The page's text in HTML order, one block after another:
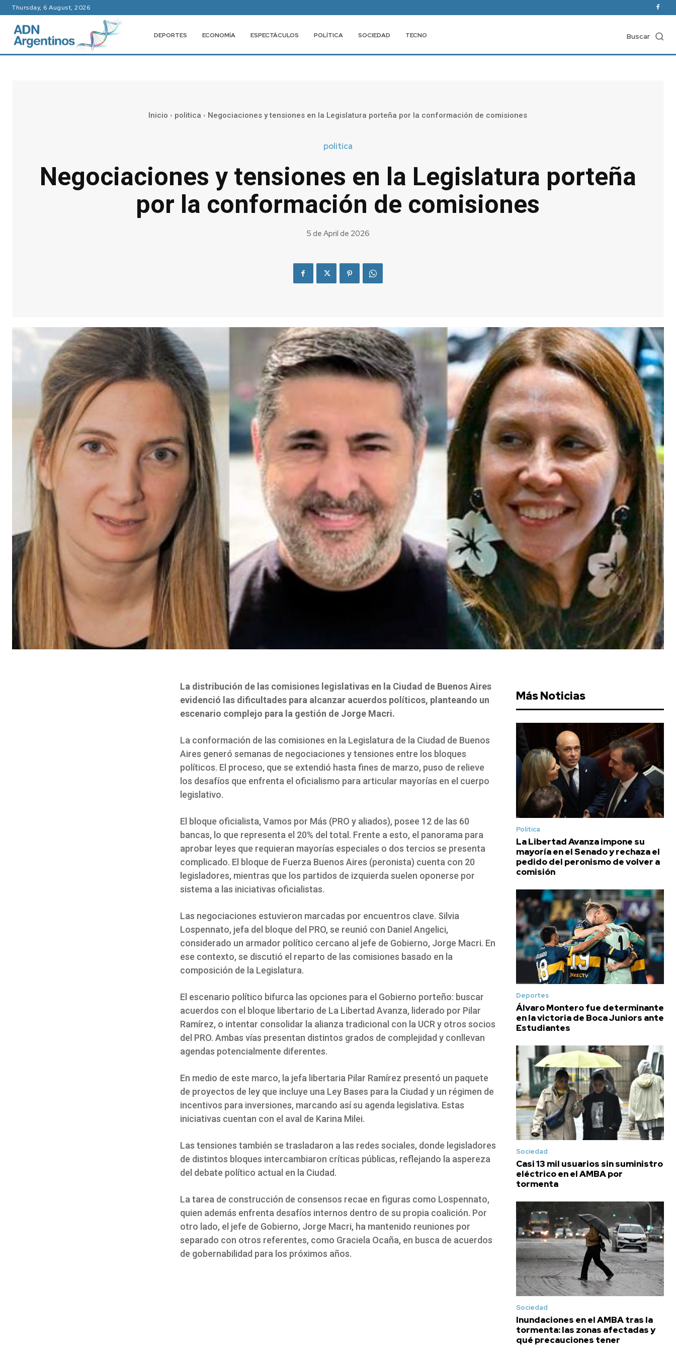
Thursday, 6 August, 2026
DEPORTES ECONOMÍA ESPECTÁCULOS POLÍTICA SOCIEDAD TECNO Buscar
Inicio politica Negociaciones y tensiones en la Legislatura porteña por la conformación de comisiones
politica
Negociaciones y tensiones en la Legislatura porteña
por la conformación de comisiones
5 de April de 2026
La distribución de las comisiones legislativas en la Ciudad de Buenos Aires
evidenció las dificultades para alcanzar acuerdos políticos, planteando un
escenario complejo para la gestión de Jorge Macri.
La conformación de las comisiones en la Legislatura de la Ciudad de Buenos
Aires generó semanas de negociaciones y tensiones entre los bloques
políticos. El proceso, que se extendió hasta fines de marzo, puso de relieve
los desafíos que enfrenta el oficialismo para articular mayorías en el cuerpo
legislativo.
El bloque oficialista, Vamos por Más (PRO y aliados), posee 12 de las 60
bancas, lo que representa el 20% del total. Frente a esto, el panorama para
aprobar leyes que requieran mayorías especiales o dos tercios se presenta
complicado. El bloque de Fuerza Buenos Aires (peronista) cuenta con 20
legisladores, mientras que los partidos de izquierda suelen oponerse por
sistema a las iniciativas oficialistas.
Las negociaciones estuvieron marcadas por encuentros clave. Silvia
Lospennato, jefa del bloque del PRO, se reunió con Daniel Angelici,
considerado un armador político cercano al jefe de Gobierno, Jorge Macri. En
ese contexto, se discutió el reparto de las comisiones basado en la
composición de la Legislatura.
El escenario político bifurca las opciones para el Gobierno porteño: buscar
acuerdos con el bloque libertario de La Libertad Avanza, liderado por Pilar
Ramírez, o intentar consolidar la alianza tradicional con la UCR y otros socios
del PRO. Ambas vías presentan distintos grados de complejidad y conllevan
agendas potencialmente diferentes.
En medio de este marco, la jefa libertaria Pilar Ramírez presentó un paquete
de proyectos de ley que incluye una Ley Bases para la Ciudad y un régimen de
incentivos para inversiones, marcando así su agenda legislativa. Estas
iniciativas cuentan con el aval de Karina Milei.
Las tensiones también se trasladaron a las redes sociales, donde legisladores
de distintos bloques intercambiaron críticas públicas, reflejando la aspereza
del debate político actual en la Ciudad.
La tarea de construcción de consensos recae en figuras como Lospennato,
quien además enfrenta desafíos internos dentro de su propia coalición. Por
otro lado, el jefe de Gobierno, Jorge Macri, ha mantenido reuniones por
separado con otros referentes, como Graciela Ocaña, en busca de acuerdos
de gobernabilidad para los próximos años.
Más Noticias
Política
La Libertad Avanza impone su
mayoría en el Senado y rechaza el
pedido del peronismo de volver a
comisión
Deportes
Álvaro Montero fue determinante
en la victoria de Boca Juniors ante
Estudiantes
Sociedad
Casi 13 mil usuarios sin suministro
eléctrico en el AMBA por
tormenta
Sociedad
Inundaciones en el AMBA tras la
tormenta: las zonas afectadas y
qué precauciones tener